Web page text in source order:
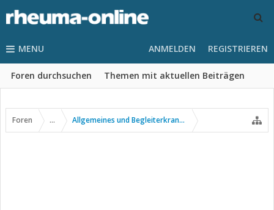
MENU
Foren durchsuchen Themen mit aktuellen Beiträgen
ANMELDEN REGISTRIEREN
Foren ... Allgemeines und Begleiterkrankungen